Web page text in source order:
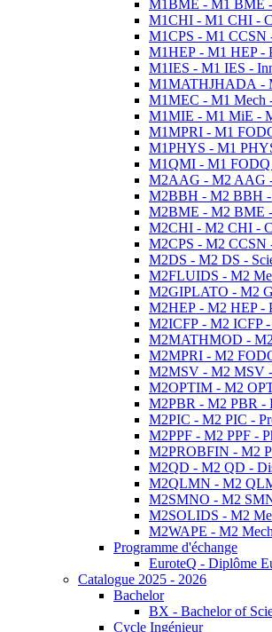
M1BME - M1 BME
M1CHI - M1 CHI -
M1CPS - M1 CCSN
M1HEP - M1 HEP -
M1IES - M1 IES -
M1MATHJHADA -
M1MEC - M1 Mech
M1MIE - M1 MiE -
M1MPRI - M1
M1PHYS - M1
M1QMI - M1 FODQ
M2AAG - M2 AAG -
M2BBH - M2 BBH -
M2BME - M2 BME
M2CHI - M2 CHI -
M2CPS - M2 CCSN
M2DS - M2 DS -
M2FLUIDS - M2
M2GIPLATO - M2
M2HEP - M2 HEP -
M2ICFP - M2 ICFP -
M2MATHMOD -
M2MPRI - M2
M2MSV - M2 MSV -
M2OPTIM - M2
M2PBR - M2 PBR -
M2PIC - M2 PIC -
M2PPF - M2 PPF -
M2PROBFIN - M2
M2QD - M2 QD -
M2QLMN - M2
M2SMNO - M2
M2SOLIDS - M2
M2WAPE - M2
Programme d'échange
EuroteQ - Diplôme
Catalogue 2025 - 2026
Bachelor
BX - Bachelor of
Cycle Ingénieur